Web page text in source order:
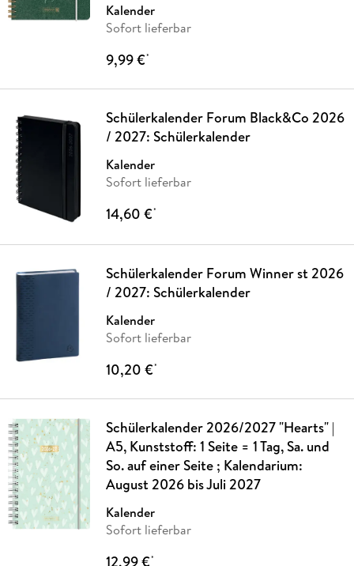
Kalender
Sofort lieferbar
9,99 €*
Schülerkalender Forum Black&Co 2026
/ 2027: Schülerkalender
Kalender
Sofort lieferbar
14,60 €*
Schülerkalender Forum Winner st 2026
/ 2027: Schülerkalender
Kalender
Sofort lieferbar
10,20 €*
Schülerkalender 2026/2027 "Hearts" |
A5, Kunststoff: 1 Seite = 1 Tag, Sa. und
So. auf einer Seite ; Kalendarium:
August 2026 bis Juli 2027
Kalender
Sofort lieferbar
12,99 €*